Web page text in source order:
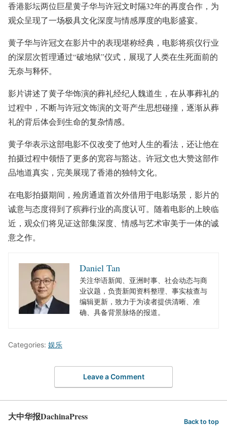
香港影坛两位巨星黄子华与许冠文时隔32年的再度合作，为
观众呈现了一场极具文化深度与情感厚度的电影盛宴。
黄子华与许冠文在影片中的表现堪称经典，电影将殡仪行业
的深层次哲理通过“破地狱”仪式，展现了人类在生死面前的
无奈与释怀。
影片讲述了黄子华饰演的葬礼经纪人魏道生，在从事葬礼的
过程中，不断与许冠文饰演的文哥产生思想碰撞，逐渐从葬
礼的背后体会到生命的复杂情感。
黄子华表示这部电影不仅改变了他对人生的看法，还让他在
拍摄过程中领悟了更多的宽容与豁达。许冠文也大赞这部作
品地道真实，完美展现了香港的独特文化。
在电影拍摄期间，殓房通道首次外借用于电影场景，影片的
诚意与态度得到了殡葬行业的高度认可。随着电影的上映临
近，观众们将见证这部集深度、情感与艺术审美于一体的诚
意之作。
Daniel Tan
关注华语新闻、亚洲时事、社会动态与商
业议题，负责新闻资料整理、事实核查与
编辑更新，致力于为读者提供清晰、准
确、具备背景脉络的报道。
Categories: 娱乐
Leave a Comment
大中华报DachinaPress Back to top